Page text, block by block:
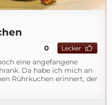
0 Lecker
eine angefangene
Da habe ich mich an
Rührkuchen erinnert, der